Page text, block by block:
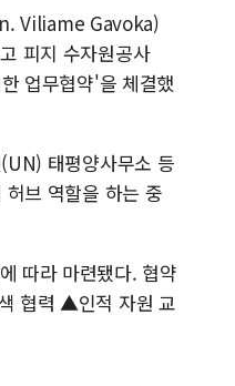
李대통령, ISA 개편 재검토 지
Viliame Gavoka)
피지 수자원공사
업무협약'을 체결했
태평양사무소 등
브 역할을 하는 중
따라 마련됐다. 협약
협력 ▲인적 자원 교